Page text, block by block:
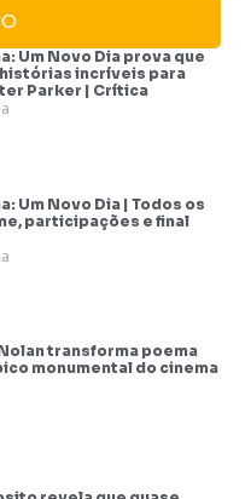
Um Novo Dia prova que
incríveis para
Parker | Crítica
Um Novo Dia | Todos os
participações e final
transforma poema
monumental do cinema